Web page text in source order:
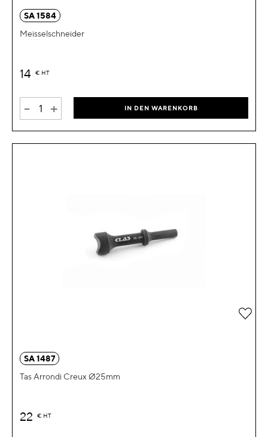
SA 1584
Meisselschneider
14 € HT
- + IN DEN WARENKORB
SA 1487
Tas Arrondi Creux Ø25mm
22 € HT
Zur